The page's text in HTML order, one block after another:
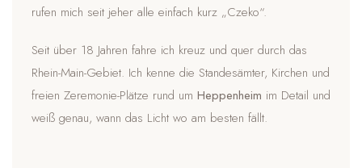
rufen mich seit jeher alle einfach kurz „Czeko“.
Seit über 18 Jahren fahre ich kreuz und quer durch das
Rhein-Main-Gebiet. Ich kenne die Standesämter, Kirchen und
freien Zeremonie-Plätze rund um Heppenheim im Detail und
weiß genau, wann das Licht wo am besten fällt.